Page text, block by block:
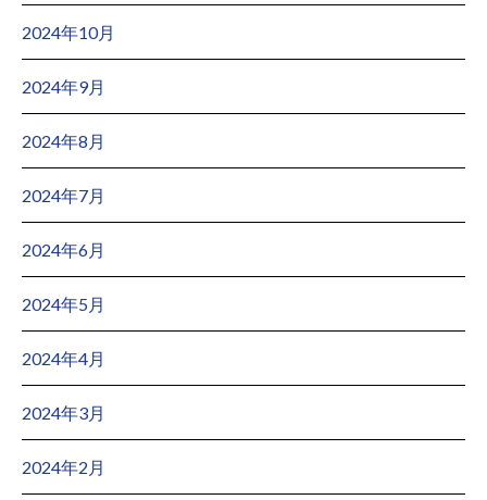
2024年10月
2024年9月
2024年8月
2024年7月
2024年6月
2024年5月
2024年4月
2024年3月
2024年2月